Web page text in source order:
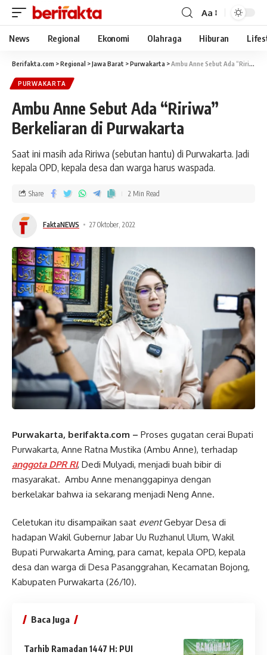
Aa
News Regional Ekonomi Olahraga Hiburan
Berifakta.com >Regional >Jawa Barat >Purwakarta >Ambu Anne Sebut Ada “Ririwa” Berkeliaran di Purwakarta
PURWAKARTA
Ambu Anne Sebut Ada “Ririwa”
Berkeliaran di Purwakarta
Saat ini masih ada Ririwa (sebutan hantu) di Purwakarta. Jadi
kepala OPD, kepala desa dan warga harus waspada.
FaktaNEWS 27 Oktober, 2022
Share 2 Min Read
Purwakarta, berifakta.com – Proses gugatan cerai Bupati
Purwakarta, Anne Ratna Mustika (Ambu Anne), terhadap
anggota DPR RI, Dedi Mulyadi, menjadi buah bibir di
masyarakat. Ambu Anne menanggapinya dengan
berkelakar bahwa ia sekarang menjadi Neng Anne.
Celetukan itu disampaikan saat eventGebyar Desa di
hadapan Wakil Gubernur Jabar Uu Ruzhanul Ulum, Wakil
Bupati Purwakarta Aming, para camat, kepala OPD, kepala
desa dan warga di Desa Pasanggrahan, Kecamatan Bojong,
Kabupaten Purwakarta (26/10).
Baca Juga
Tarhib Ramadan 1447 H: PUI